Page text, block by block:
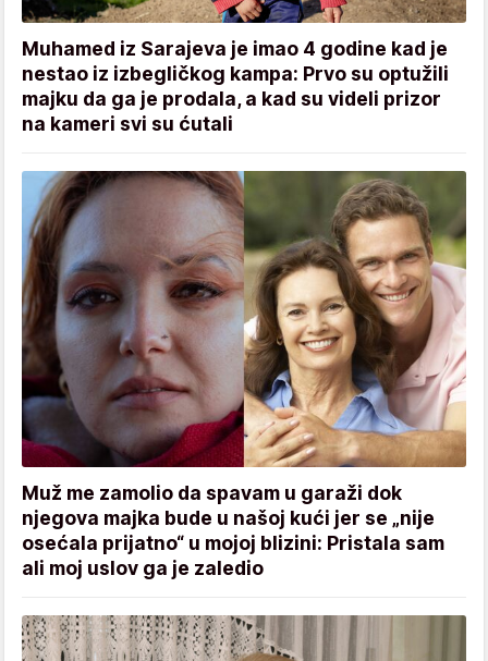
Muhamed iz Sarajeva je imao 4 godine kad je
nestao iz izbegličkog kampa: Prvo su optužili
majku da ga je prodala, a kad su videli prizor
na kameri svi su ćutali
Muž me zamolio da spavam u garaži dok
njegova majka bude u našoj kući jer se „nije
osećala prijatno“ u mojoj blizini: Pristala sam
ali moj uslov ga je zaledio